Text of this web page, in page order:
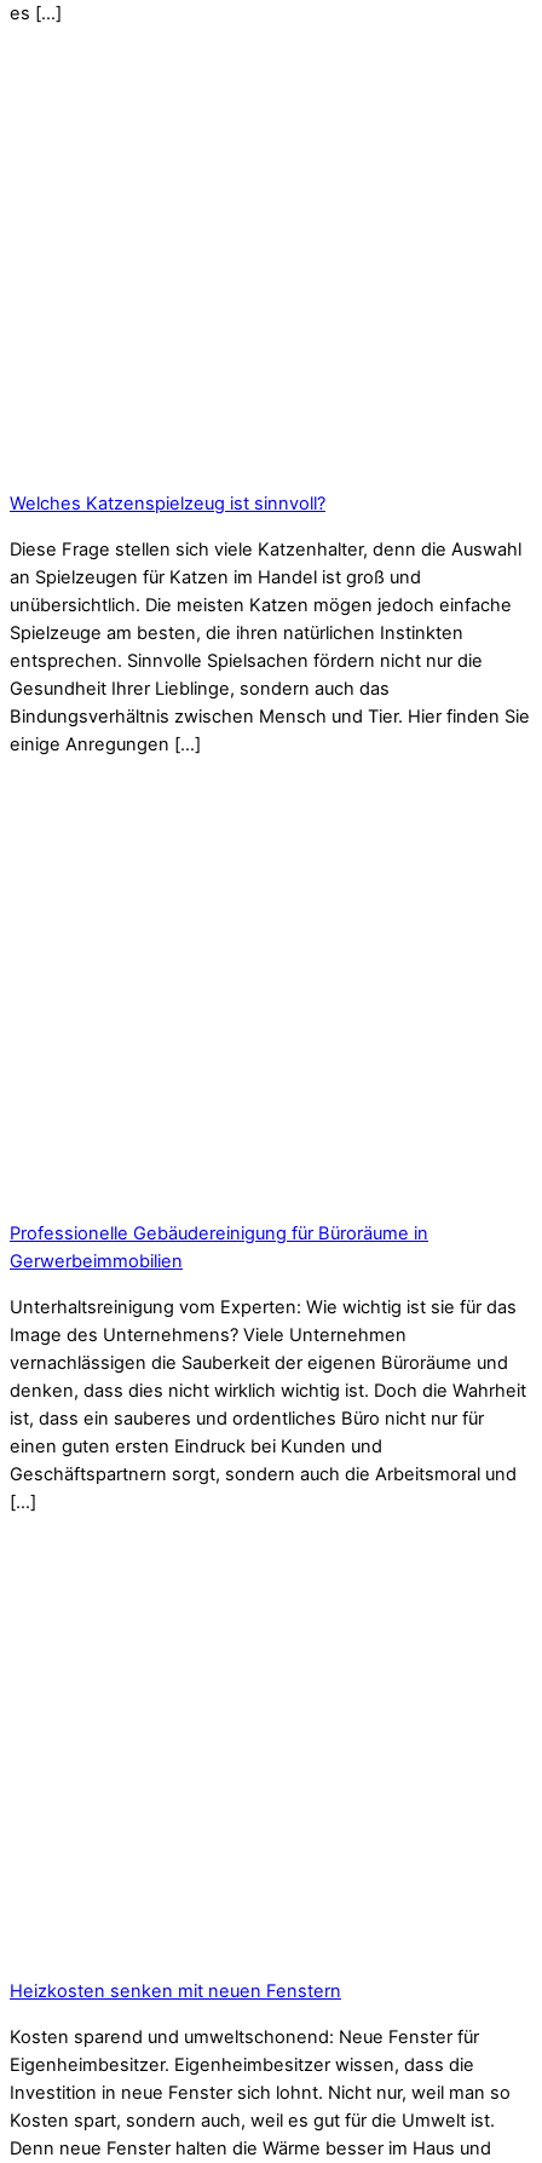
es […]
Welches Katzenspielzeug ist sinnvoll?
Diese Frage stellen sich viele Katzenhalter, denn die Auswahl
an Spielzeugen für Katzen im Handel ist groß und
unübersichtlich. Die meisten Katzen mögen jedoch einfache
Spielzeuge am besten, die ihren natürlichen Instinkten
entsprechen. Sinnvolle Spielsachen fördern nicht nur die
Gesundheit Ihrer Lieblinge, sondern auch das
Bindungsverhältnis zwischen Mensch und Tier. Hier finden Sie
einige Anregungen […]
Professionelle Gebäudereinigung für Büroräume in
Gerwerbeimmobilien
Unterhaltsreinigung vom Experten: Wie wichtig ist sie für das
Image des Unternehmens? Viele Unternehmen
vernachlässigen die Sauberkeit der eigenen Büroräume und
denken, dass dies nicht wirklich wichtig ist. Doch die Wahrheit
ist, dass ein sauberes und ordentliches Büro nicht nur für
einen guten ersten Eindruck bei Kunden und
Geschäftspartnern sorgt, sondern auch die Arbeitsmoral und
[…]
Heizkosten senken mit neuen Fenstern
Kosten sparend und umweltschonend: Neue Fenster für
Eigenheimbesitzer. Eigenheimbesitzer wissen, dass die
Investition in neue Fenster sich lohnt. Nicht nur, weil man so
Kosten spart, sondern auch, weil es gut für die Umwelt ist.
Denn neue Fenster halten die Wärme besser im Haus und